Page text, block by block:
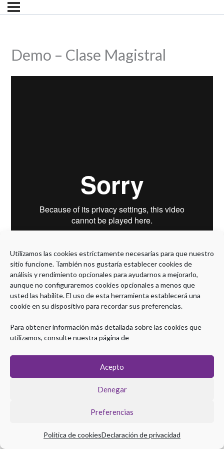
Utilizamos las cookies estrictamente necesarias para que nuestro
sitio funcione. También nos gustaría establecer cookies de
análisis y rendimiento opcionales para ayudarnos a mejorarlo,
aunque no configuraremos cookies opcionales a menos que
usted las habilite. El uso de esta herramienta establecerá una
cookie en su dispositivo para recordar sus preferencias.
Para obtener información más detallada sobre las cookies que
utilizamos, consulte nuestra página de
Acepto
Denegar
Preferencias
Política de cookiesDeclaración de privacidad
Demo – Clase Magistral